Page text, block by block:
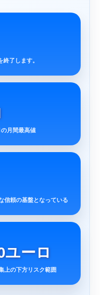
了します。
月間最高値
信頼の基盤となっている
ユーロ
上の下方リスク範囲